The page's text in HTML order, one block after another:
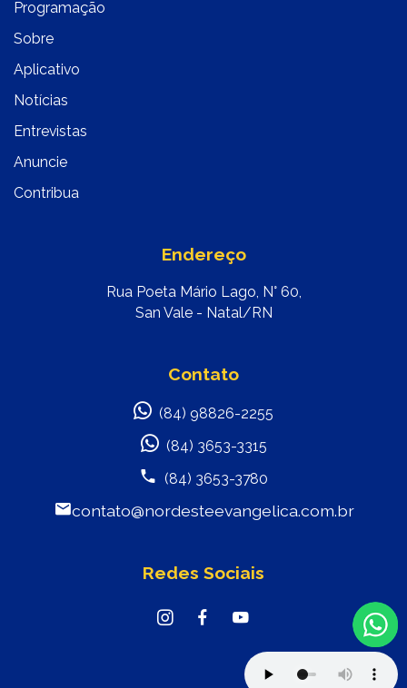
Programação
Sobre
Aplicativo
Notícias
Entrevistas
Anuncie
Contribua
Endereço
Rua Poeta Mário Lago, N° 60,
San Vale - Natal/RN
Contato
(84) 98826-2255
(84) 3653-3315
(84) 3653-3780
contato@nordesteevangelica.com.br
Redes Sociais